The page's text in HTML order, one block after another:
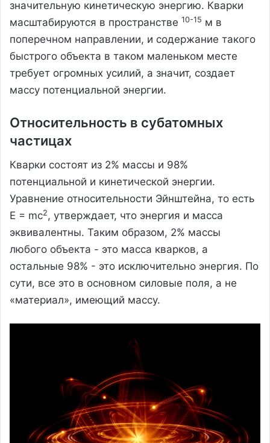
значительную кинетическую энергию. Кварки
масштабируются в пространстве 10-15 м в
поперечном направлении, и содержание такого
быстрого объекта в таком маленьком месте
требует огромных усилий, а значит, создает
массу потенциальной энергии.
Относительность в субатомных
частицах
Кварки состоят из 2% массы и 98%
потенциальной и кинетической энергии.
Уравнение относительности Эйнштейна, то есть
E = mc2, утверждает, что энергия и масса
эквивалентны. Таким образом, 2% массы
любого объекта - это масса кварков, а
остальные 98% - это исключительно энергия. По
сути, все это в основном силовые поля, а не
«материал», имеющий массу.